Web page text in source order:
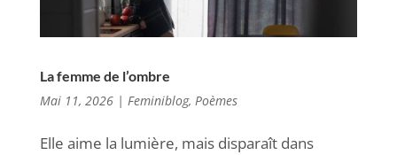
La femme de l’ombre
Mai 11, 2026| Feminiblog, Poèmes
Elle aime la lumière, mais disparaît dans